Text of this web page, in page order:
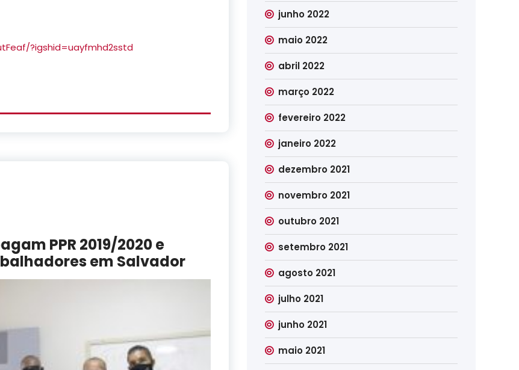
?igshid=uayfmhd2sstd
PPR 2019/2020 e
em Salvador
junho 2022
maio 2022
abril 2022
março 2022
fevereiro 2022
janeiro 2022
dezembro 2021
novembro 2021
outubro 2021
setembro 2021
agosto 2021
julho 2021
junho 2021
maio 2021